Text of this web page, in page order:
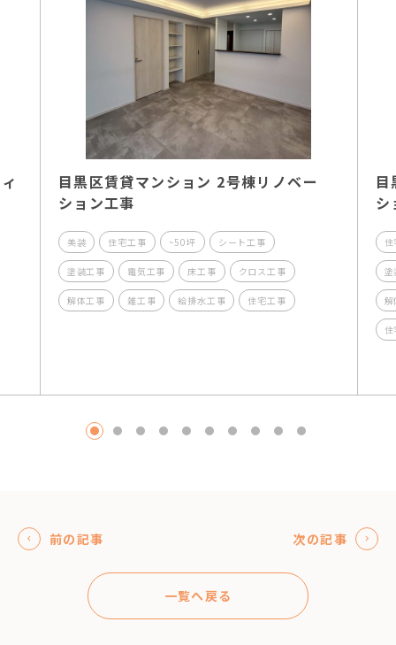
目黒区賃貸マンション 2号棟リノベー
ション工事
美装 住宅工事 ~50坪 シート工事
塗装工事 電気工事 床工事 クロス工事
解体工事 雑工事 給排水工事 住宅工事
シ
住
塗
解
住
1
2 3 4 5 6 7 8
前の記事 次の記事
一覧へ戻る